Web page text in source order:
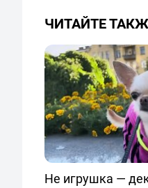
ЧИТАЙТЕ
Не игрушка —